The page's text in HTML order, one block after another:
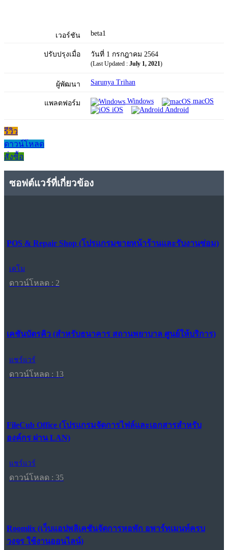
เวอร์ชัน beta1
ปรับปรุงเมื่อ วันที่ 1 กรกฎาคม 2564
(Last Updated : July 1, 2021)
ผู้พัฒนา Sarunya Trihan
แพลตฟอร์ม Windows
macOS
iOS
Android
รีวิว
ดาวน์โหลด
สั่งซื้อ
ซอฟต์แวร์ที่เกี่ยวข้อง
POS & Repair Shop (โปรแกรมขายหน้าร้านและรับงานซ่อม)
เดโม
ดาวน์โหลด : 2
เคชันบัตรคิว (สำหรับธนาคาร สถานพยาบาล ศูนย์ให้บริการ)
แชร์แวร์
ดาวน์โหลด : 13
FileCub Office (โปรแกรมจัดการไฟล์และเอกสารสำหรับ
องค์กร ผ่าน LAN)
แชร์แวร์
ดาวน์โหลด : 35
Roomlix (เว็บแอปพลิเคชันจัดการหอพัก อพาร์ทเมนท์ครบ
วงจร ใช้งานออนไลน์)